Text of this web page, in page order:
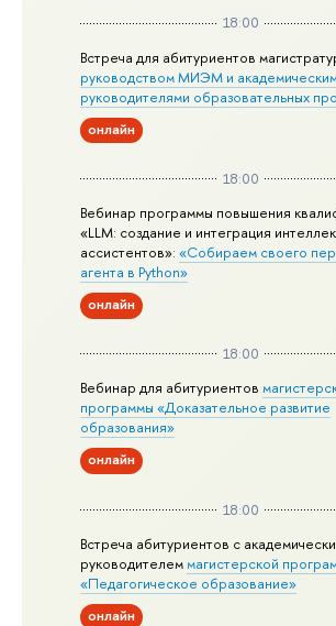
18:00
Встреча для абитуриентов
руководством МИЭМ и
руководителями образовательных
онлайн
18:00
Вебинар программы повышения
«LLM: создание и интеграция
ассистентов»:«Собираем своего
агента в Python»
онлайн
18:00
Вебинар для абитуриентов
программы «Доказательное развитие
образования»
онлайн
18:00
Встреча абитуриентов с
руководителеммагистерской
«Педагогическое образование»
онлайн